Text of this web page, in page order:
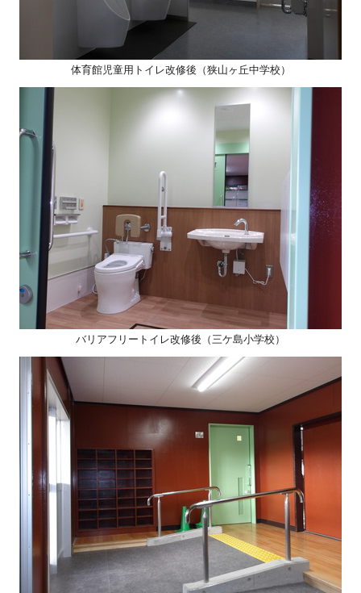
体育館児童用トイレ改修後（狭山ヶ丘中学校）
バリアフリートイレ改修後（三ケ島小学校）